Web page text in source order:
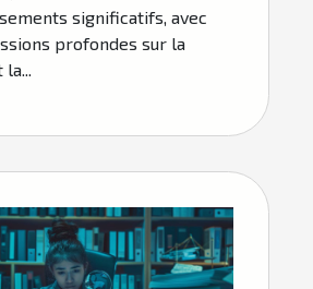
significatifs, avec
profondes sur la